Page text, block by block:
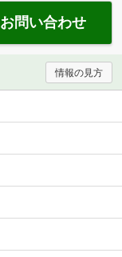
お問い合わせ
情報の見方